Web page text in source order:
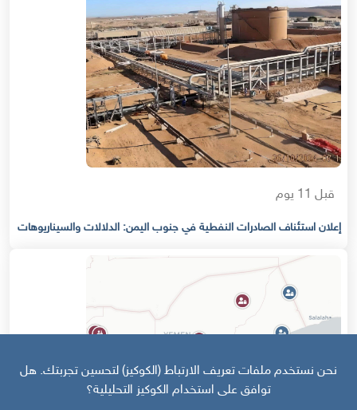
قبل 11 يوم
إعلان استئناف الصادرات النفطية في جنوب اليمن: الدلالات والسيناريوهات
نحن نستخدم ملفات تعريف الارتباط (الكوكيز) لتحسين تجربتك. هل
توافق على استخدام الكوكيز التحليلية؟